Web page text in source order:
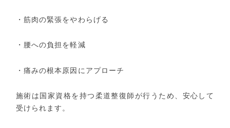
・筋肉の緊張をやわらげる
・腰への負担を軽減
・痛みの根本原因にアプローチ
施術は国家資格を持つ柔道整復師が行うため、安心して
受けられます。